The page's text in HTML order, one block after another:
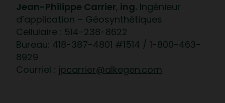
Jean-Philippe Carrier, ing. Ingénieur
d’application – Géosynthétiques
Cellulaire : 514-238-8622
Bureau: 418-387-4801 #1514 / 1-800-463-
8929
Courriel : jpcarrier@alkegen.com